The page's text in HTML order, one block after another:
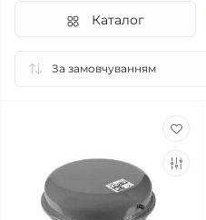
Каталог